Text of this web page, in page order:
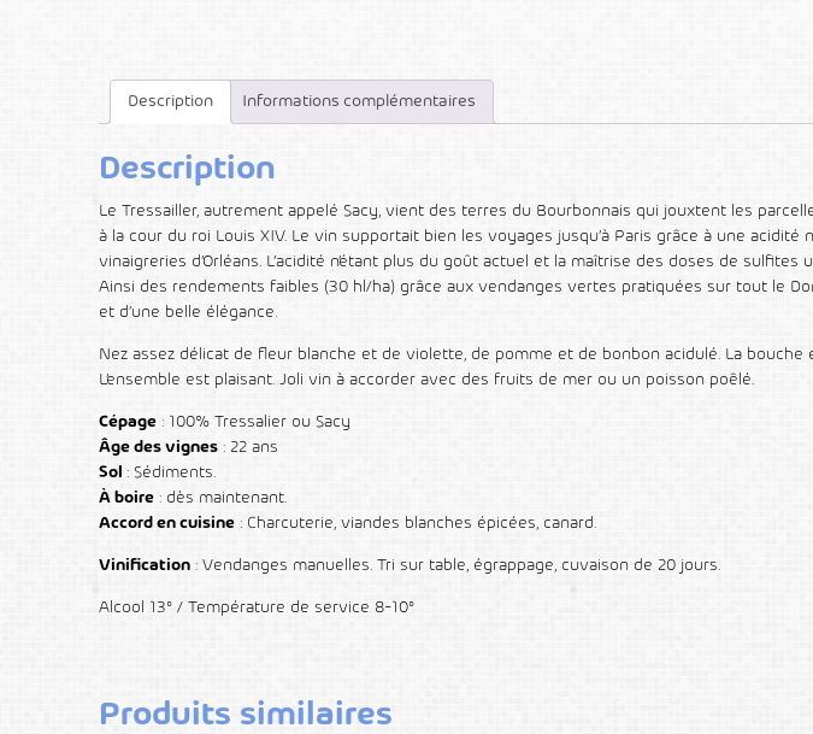
Description Informations complémentaires
Description
Le Tressailler, autrement appelé Sacy, vient des terres du Bourbonnais qui jouxtent les
à la cour du roi Louis XIV. Le vin supportait bien les voyages jusqu’à Paris grâce à une
vinaigreries d’Orléans. L’acidité n’étant plus du goût actuel et la maîtrise des doses de
Ainsi des rendements faibles (30 hl/ha) grâce aux vendanges vertes pratiquées sur tout le
et d’une belle élégance.
Nez assez délicat de fleur blanche et de violette, de pomme et de bonbon acidulé. La
L’ensemble est plaisant. Joli vin à accorder avec des fruits de mer ou un poisson poêlé.
Cépage : 100% Tressalier ou Sacy
Âge des vignes : 22 ans
Sol: Sédiments.
À boire : dès maintenant.
Accord en cuisine : Charcuterie, viandes blanches épicées, canard.
Vinification : Vendanges manuelles. Tri sur table, égrappage, cuvaison de 20 jours.
Alcool 13° / Température de service 8-10°
Produits similaires